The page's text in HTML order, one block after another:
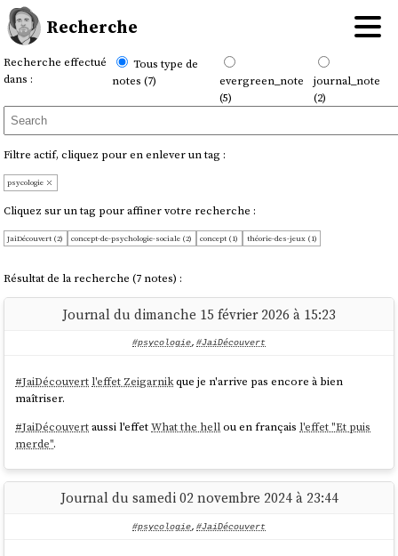
Recherche
Recherche effectué
dans :
Tous type de
notes (7)
evergreen_note
(5)
journal_note
(2)
Filtre actif, cliquez pour en enlever un tag :
psycologie
Cliquez sur un tag pour affiner votre recherche :
JaiDécouvert (2) concept-de-psychologie-sociale (2) concept (1) théorie-des-jeux (1)
Résultat de la recherche (7 notes) :
Journal du dimanche 15 février 2026 à 15:23
#psycologie, #JaiDécouvert
#JaiDécouvert l'effet Zeigarnikque je n'arrive pas encore à bien
maîtriser.
#JaiDécouvertaussi l'effetWhat the hellou en français l'effet "Et puis
merde".
Journal du samedi 02 novembre 2024 à 23:44
#psycologie, #JaiDécouvert